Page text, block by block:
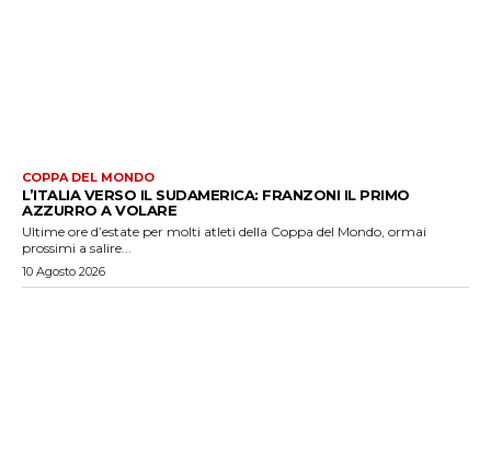
COPPA DEL MONDO
L’ITALIA VERSO IL SUDAMERICA: FRANZONI IL PRIMO
AZZURRO A VOLARE
Ultime ore d’estate per molti atleti della Coppa del Mondo, ormai
prossimi a salire...
10 Agosto 2026